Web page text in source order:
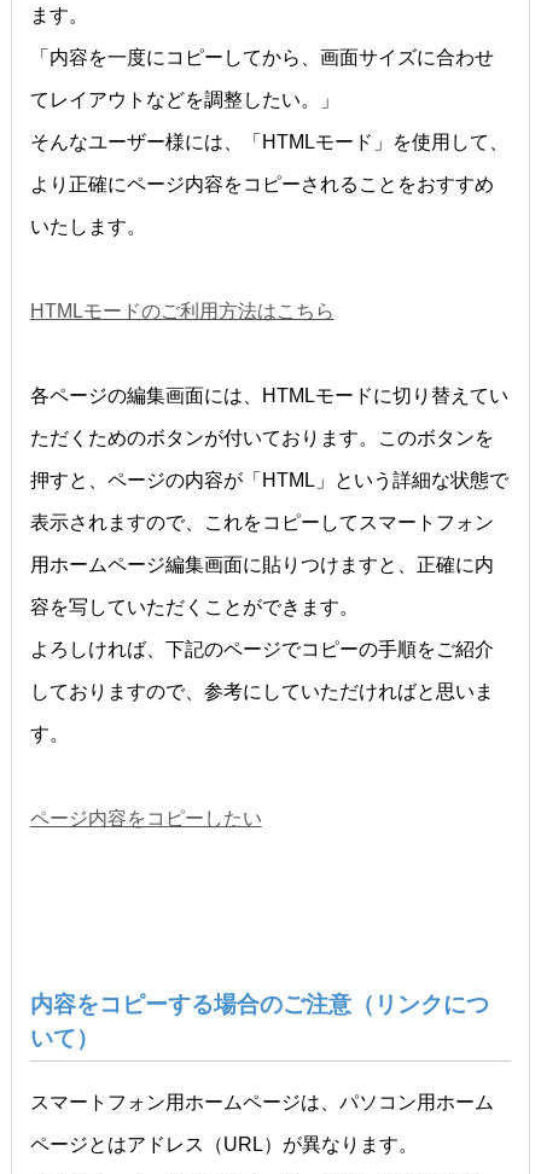
ます。
「内容を一度にコピーしてから、画面サイズに合わせ
てレイアウトなどを調整したい。」
そんなユーザー様には、「HTMLモード」を使用して、
より正確にページ内容をコピーされることをおすすめ
いたします。
HTMLモードのご利用方法はこちら
各ページの編集画面には、HTMLモードに切り替えてい
ただくためのボタンが付いております。このボタンを
押すと、ページの内容が「HTML」という詳細な状態で
表示されますので、これをコピーしてスマートフォン
用ホームページ編集画面に貼りつけますと、正確に内
容を写していただくことができます。
よろしければ、下記のページでコピーの手順をご紹介
しておりますので、参考にしていただければと思いま
す。
ページ内容をコピーしたい
内容をコピーする場合のご注意（リンクにつ
いて）
スマートフォン用ホームページは、パソコン用ホーム
ページとはアドレス（URL）が異なります。